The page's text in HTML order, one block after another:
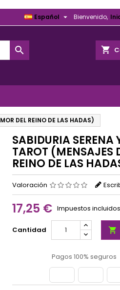
Bienvenido,
Español 
shopping_cart

DEL REINO DE LAS HADAS)
SABIDURIA SERENA
TAROT (MENSAJES
REINO DE LAS
Valoración
17,25 € Impuestos incluidos
Cantidad 
Pagos 100% seguros